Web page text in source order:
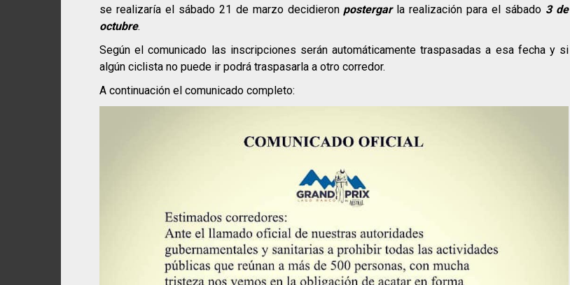
se realizaría el sábado 21 de marzo decidieron postergarla realización para el sábado 3 de
octubre.
Según el comunicado las inscripciones serán automáticamente traspasadas a esa fecha y si
algún ciclista no puede ir podrá traspasarla a otro corredor.
A continuación el comunicado completo: